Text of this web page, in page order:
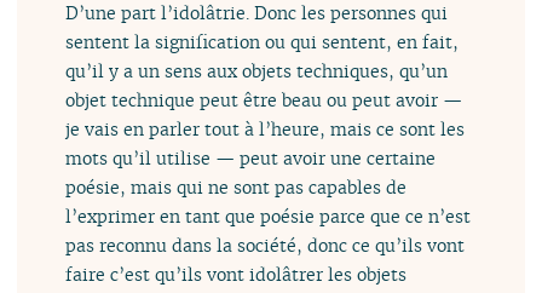
D’une part l’idolâtrie. Donc les personnes qui
sentent la signification ou qui sentent, en fait,
qu’il y a un sens aux objets techniques, qu’un
objet technique peut être beau ou peut avoir —
je vais en parler tout à l’heure, mais ce sont les
mots qu’il utilise — peut avoir une certaine
poésie, mais qui ne sont pas capables de
l’exprimer en tant que poésie parce que ce n’est
pas reconnu dans la société, donc ce qu’ils vont
faire c’est qu’ils vont idolâtrer les objets